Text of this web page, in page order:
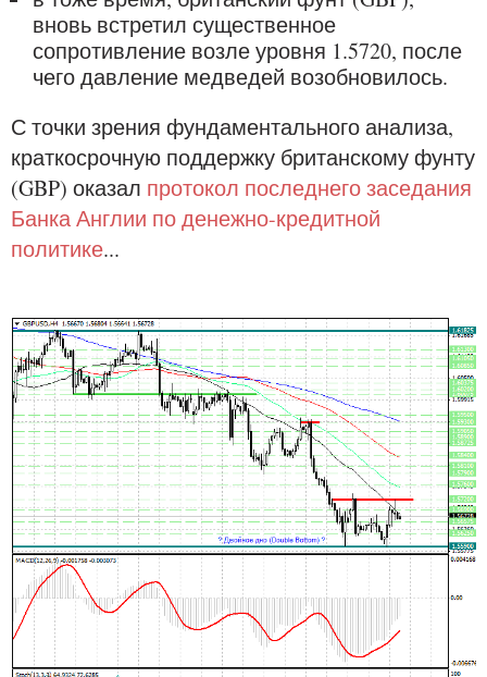
вновь встретил существенное
сопротивление возле уровня 1.5720, после
чего давление медведей возобновилось.
С точки зрения фундаментального анализа,
краткосрочную поддержку британскому фунту
(GBP) оказал протокол последнего заседания
Банка Англии по денежно-кредитной
политике...